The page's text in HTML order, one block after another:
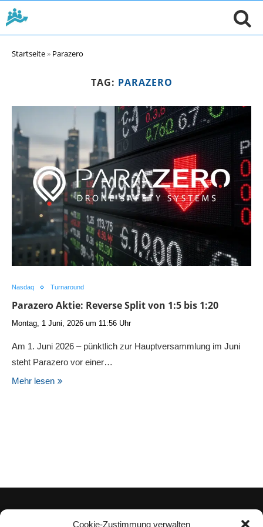
Cookie-Zustimmung verwalten
Startseite» Parazero
TAG: PARAZERO
Nasdaq Turnaround
Parazero Aktie: Reverse Split von 1:5 bis 1:20
Montag, 1 Juni, 2026 um 11:56 Uhr
Am 1. Juni 2026 – pünktlich zur Hauptversammlung im Juni
steht Parazero vor einer…
Mehr lesen